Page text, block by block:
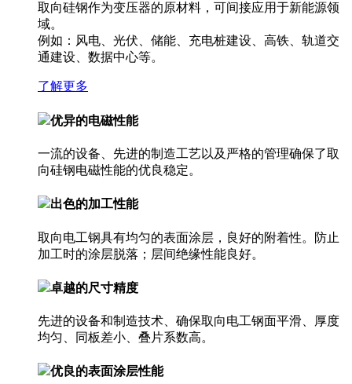
取向硅钢作为变压器的原材料，可间接应用于新能源领
域。
例如：风电、光伏、储能、充电桩建设、高铁、轨道交
通建设、数据中心等。
了解更多
优异的电磁性能
一流的设备、先进的制造工艺以及严格的管理确保了取
向硅钢电磁性能的优良稳定。
出色的加工性能
取向电工钢具有均匀的表面涂层，良好的附着性。防止
加工时的涂层脱落；层间绝缘性能良好。
卓越的尺寸精度
先进的设备和制造技术、确保取向电工钢面平滑、厚度
均匀、同板差小、叠片系数高。
优良的表面涂层性能